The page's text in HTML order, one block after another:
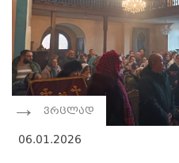
ვრცლად
06.01.2026